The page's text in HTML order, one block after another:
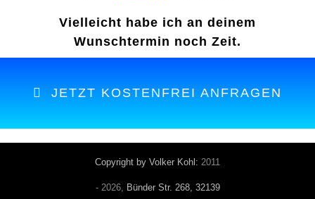
Vielleicht habe ich an deinem
Wunschtermin noch Zeit.
JETZT KOSTENFREI ANFRAGEN
Copyright by Volker Kohl: 2011
- 2026, Bünder Str. 268, 32139